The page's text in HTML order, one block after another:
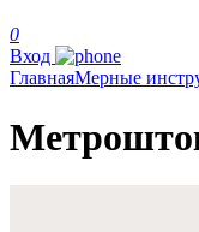
0
Вход
ГлавнаяМерные